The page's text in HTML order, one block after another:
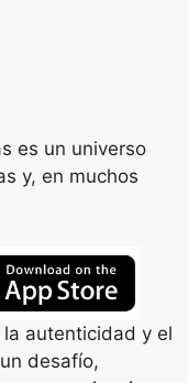
es un universo
y, en muchos
autenticidad y el
desafío,